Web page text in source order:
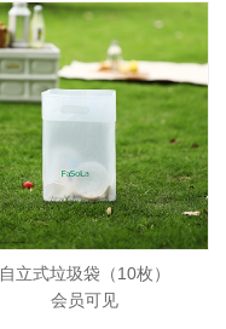
自立式垃圾袋（10枚）
会员可见